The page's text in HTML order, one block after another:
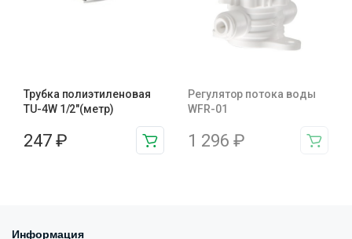
Трубка полиэтиленовая
TU-4W 1/2″(метр)
247 ₽
Регулятор потока воды
WFR-01
1 296 ₽
Информация